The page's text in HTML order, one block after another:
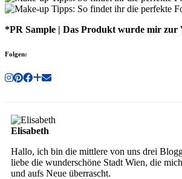
*PR Sample | Das Produkt wurde mir zur
Folgen:
Elisabeth
Hallo, ich bin die mittlere von uns drei
liebe die wunderschöne Stadt Wien, die
und aufs Neue überrascht.